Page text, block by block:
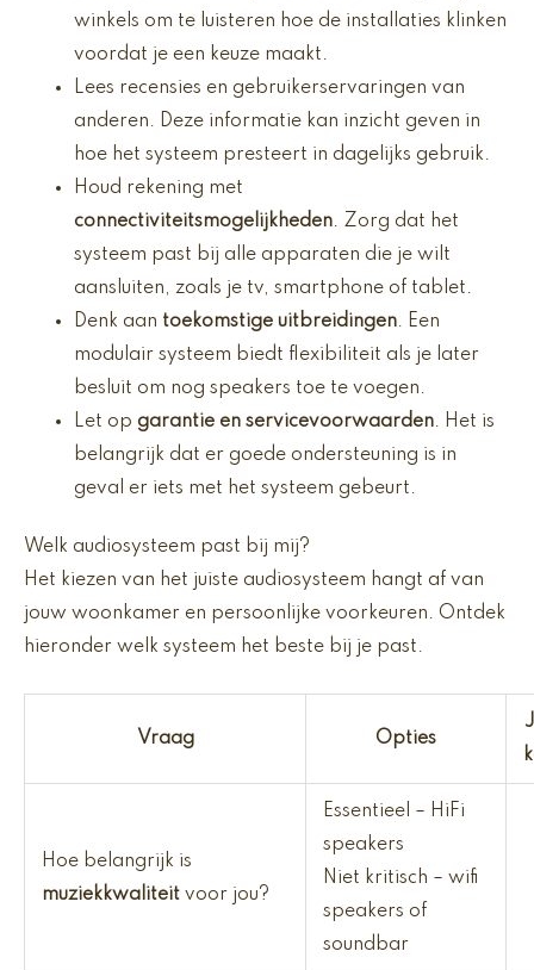
winkels om te luisteren hoe de installaties klinken
voordat je een keuze maakt.
Lees recensies en gebruikerservaringen van
anderen. Deze informatie kan inzicht geven in
hoe het systeem presteert in dagelijks gebruik.
Houd rekening met
connectiviteitsmogelijkheden. Zorg dat het
systeem past bij alle apparaten die je wilt
aansluiten, zoals je tv, smartphone of tablet.
Denk aan toekomstige uitbreidingen. Een
modulair systeem biedt flexibiliteit als je later
besluit om nog speakers toe te voegen.
Let op garantie en servicevoorwaarden. Het is
belangrijk dat er goede ondersteuning is in
geval er iets met het systeem gebeurt.
Welk audiosysteem past bij mij?
Het kiezen van het juiste audiosysteem hangt af van
jouw woonkamer en persoonlijke voorkeuren. Ontdek
hieronder welk systeem het beste bij je past.
Vraag Opties
Hoe belangrijk is
muziekkwaliteit voor jou?
Essentieel – HiFi
speakers
Niet kritisch – wifi
speakers of
soundbar